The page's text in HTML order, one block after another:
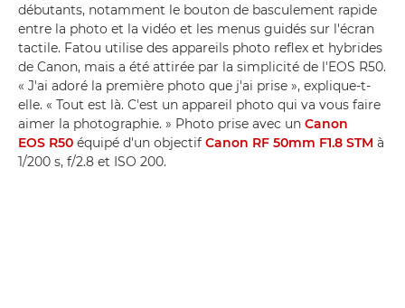
débutants, notamment le bouton de basculement rapide
entre la photo et la vidéo et les menus guidés sur l'écran
tactile. Fatou utilise des appareils photo reflex et hybrides
de Canon, mais a été attirée par la simplicité de l'EOS R50.
« J'ai adoré la première photo que j'ai prise », explique-t-
elle. « Tout est là. C'est un appareil photo qui va vous faire
aimer la photographie. » Photo prise avec un Canon
EOS R50 équipé d'un objectif Canon RF 50mm F1.8 STM à
1/200 s, f/2.8 et ISO 200.